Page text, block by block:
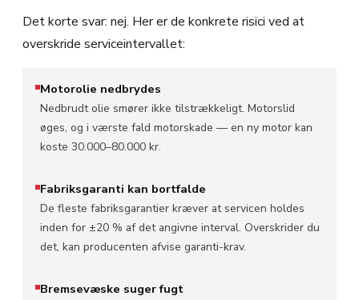
Det korte svar: nej. Her er de konkrete risici ved at
overskride serviceintervallet:
Motorolie nedbrydes
Nedbrudt olie smører ikke tilstrækkeligt. Motorslid
øges, og i værste fald motorskade — en ny motor kan
koste 30.000–80.000 kr.
Fabriksgaranti kan bortfalde
De fleste fabriksgarantier kræver at servicen holdes
inden for ±20 % af det angivne interval. Overskrider du
det, kan producenten afvise garanti-krav.
Bremsevæske suger fugt